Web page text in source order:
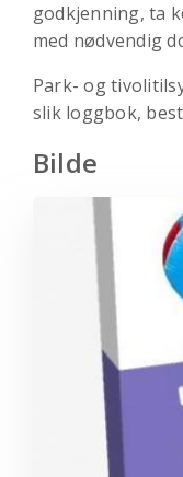
godkjenning, ta
med nødvendig
Park- og
slik loggbok,
Bilde